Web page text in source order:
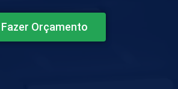
Fazer Orçamento